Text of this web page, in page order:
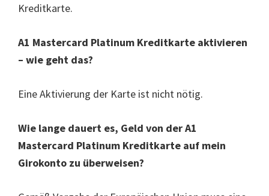
Kreditkarte.
A1 Mastercard Platinum Kreditkarte aktivieren
– wie geht das?
Eine Aktivierung der Karte ist nicht nötig.
Wie lange dauert es, Geld von der A1
Mastercard Platinum Kreditkarte auf mein
Girokonto zu überweisen?